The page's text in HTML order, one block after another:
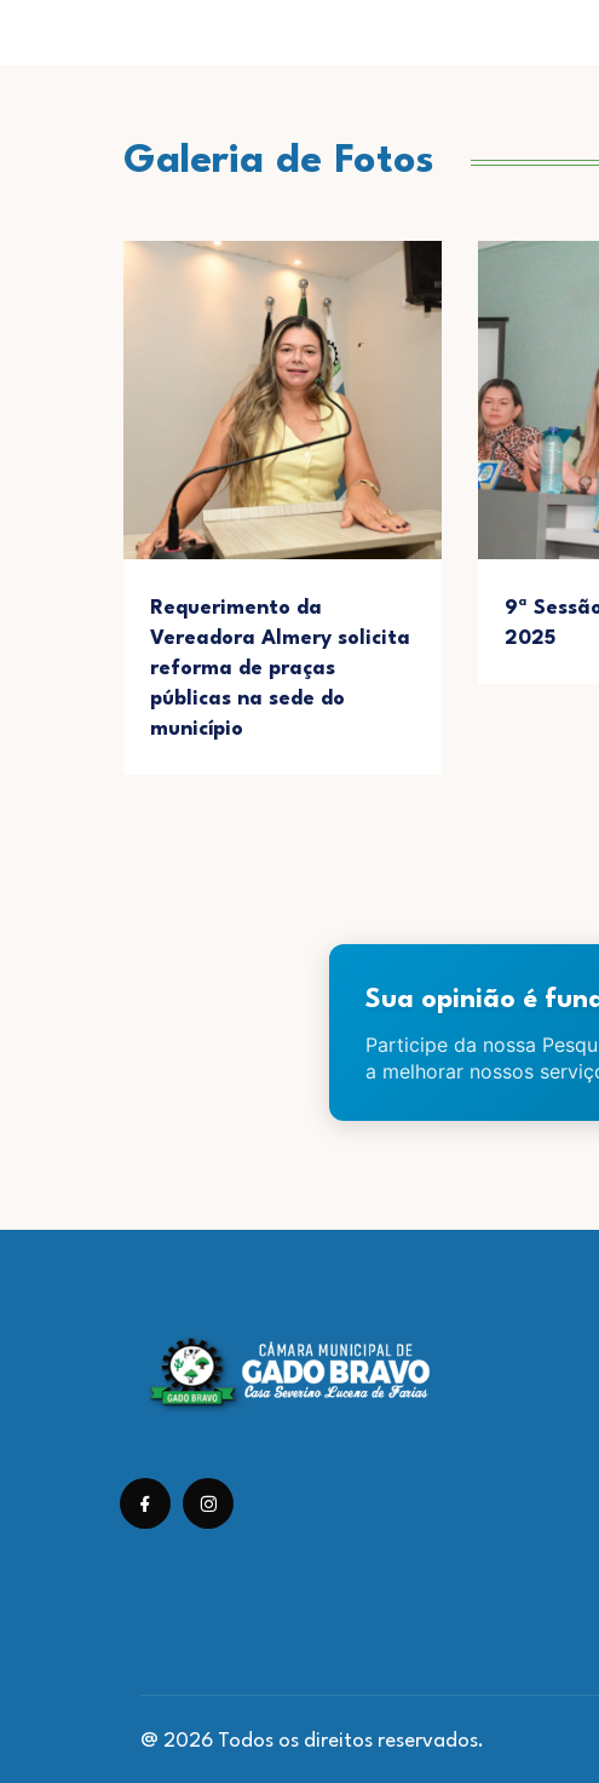
Galeria de Fotos
Requerimento da
Vereadora Almery solicita
reforma de praças
públicas na sede do
município
9ª
2025
Sua opinião é
Participe da nossa
a melhorar nossos
@ 2026 Todos os direitos reservados.